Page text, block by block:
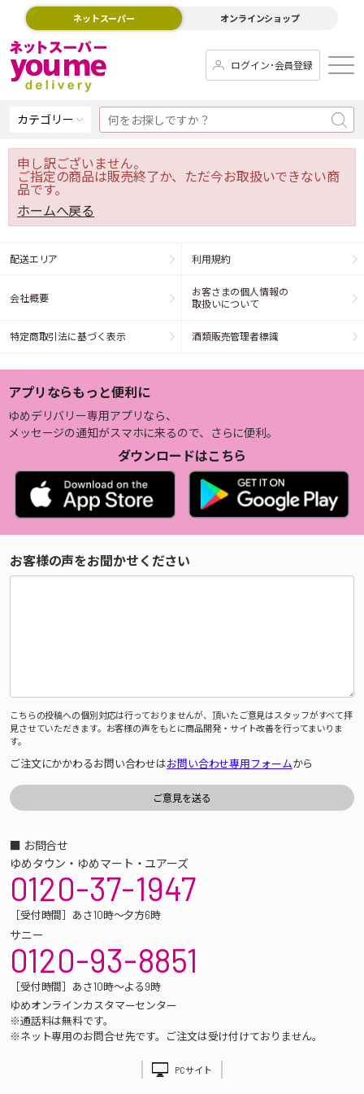
ネットスーパー オンラインショップ
ログイン･会員登録
カテゴリー
申し訳ございません。
ご指定の商品は販売終了か、ただ今お取扱いできない商
品です。
ホームへ戻る
配送エリア 利用規約
会社概要
お客さまの個人情報の
取扱いについて
特定商取引法に基づく表示 酒類販売管理者標識
アプリならもっと便利に
ゆめデリバリー専用アプリなら、
メッセージの通知がスマホに来るので、さらに便利。
ダウンロードはこちら
お客様の声をお聞かせください
こちらの投稿への個別対応は行っておりませんが、頂いたご意見はスタッフがすべて拝
見させていただきます。お客様の声をもとに商品開発・サイト改善を行ってまいりま
す。
ご注文にかかわるお問い合わせはお問い合わせ専用フォームから
■ お問合せ
ゆめタウン・ゆめマート・ユアーズ
0120-37-1947
［受付時間］あさ10時～夕方6時
サニー
0120-93-8851
［受付時間］あさ10時～よる9時
ゆめオンラインカスタマーセンター
※通話料は無料です。
※ネット専用のお問合せ先です。ご注文は受け付けておりません。
PCサイト